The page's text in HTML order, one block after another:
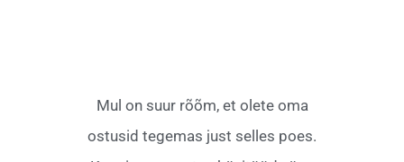
Mul on suur rõõm, et olete oma
ostusid tegemas just selles poes.